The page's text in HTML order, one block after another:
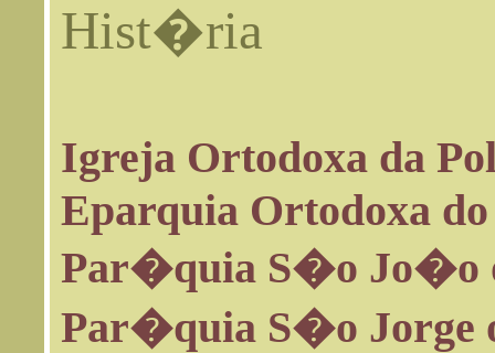
Hist�ria
Igreja Ortodoxa da
Eparquia Ortodoxa
Par�quia S�o Jo�o
Par�quia S�o Jorge